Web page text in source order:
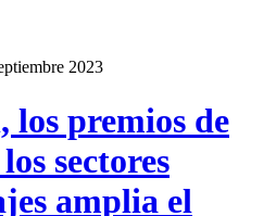
2023
los premios de
sectores
amplia el